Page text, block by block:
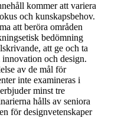
kommer att variera
och kunskapsbehov.
att beröra områden
bedömning
att ge och ta
och design.
av de mål för
inte examineras i
minst tre
hålls av seniora
för designvetenskaper